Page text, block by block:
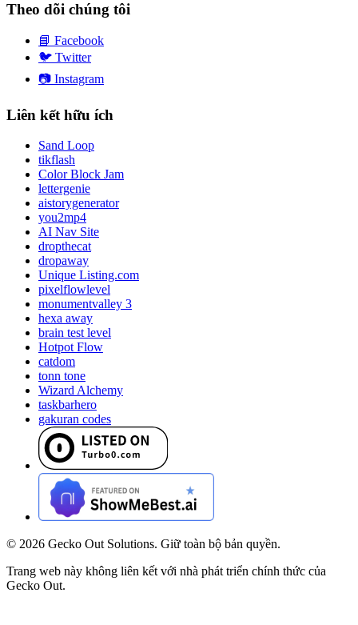
Theo dõi chúng tôi
📘 Facebook
🐦 Twitter
📷 Instagram
Liên kết hữu ích
Sand Loop
tikflash
Color Block Jam
lettergenie
aistorygenerator
you2mp4
AI Nav Site
dropthecat
dropaway
Unique Listing.com
pixelflowlevel
monumentvalley 3
hexa away
brain test level
Hotpot Flow
catdom
tonn tone
Wizard Alchemy
taskbarhero
gakuran codes
© 2026 Gecko Out Solutions. Giữ toàn bộ bản quyền.
Trang web này không liên kết với nhà phát triển chính thức của
Gecko Out.